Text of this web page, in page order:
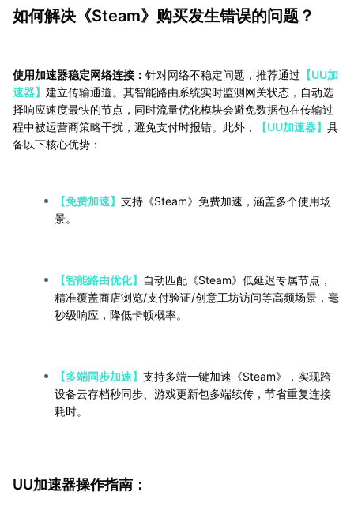
如何解决《Steam》购买发生错误的问题？
使用加速器稳定网络连接： 针对网络不稳定问题，推荐通过 【UU加
速器】 建立传输通道。其智能路由系统实时监测网关状态，自动选
择响应速度最快的节点，同时流量优化模块会避免数据包在传输过
程中被运营商策略干扰，避免支付时报错。此外，
【UU加速器】 具
备以下核心优势：
【免费加速】 支持《Steam》免费加速，涵盖多个使用场
景。
【智能路由优化】
自动匹配《Steam》低延迟专属节点，
精准覆盖商店浏览/支付验证/创意工坊访问等高频场景，毫
秒级响应，降低卡顿概率。
【多端同步加速】 支持多端一键加速《Steam》，实现跨
设备云存档秒同步、游戏更新包多端续传，节省重复连接
耗时。
UU加速器操作指南：